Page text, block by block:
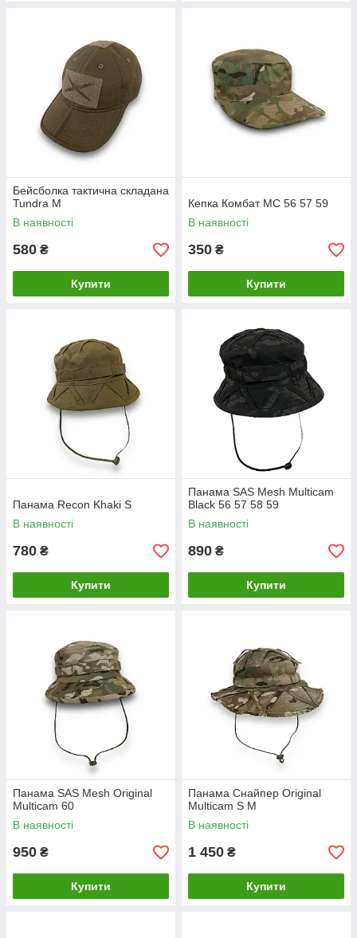
Бейсболка тактична складана
Tundra M
В наявності
580 ₴
Купити
Кепка Комбат МС 56 57 59
В наявності
350 ₴
Купити
Панама Recon Khaki S
В наявності
780 ₴
Купити
Панама SAS Mesh Multicam
Black 56 57 58 59
В наявності
890 ₴
Купити
Панама SAS Mesh Original
Multicam 60
В наявності
950 ₴
Купити
Панама Снайпер Original
Multicam S M
В наявності
1 450 ₴
Купити